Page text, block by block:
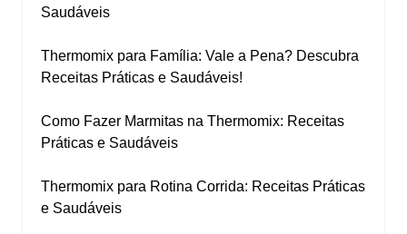
Saudáveis
Thermomix para Família: Vale a Pena? Descubra
Receitas Práticas e Saudáveis!
Como Fazer Marmitas na Thermomix: Receitas
Práticas e Saudáveis
Thermomix para Rotina Corrida: Receitas Práticas
e Saudáveis